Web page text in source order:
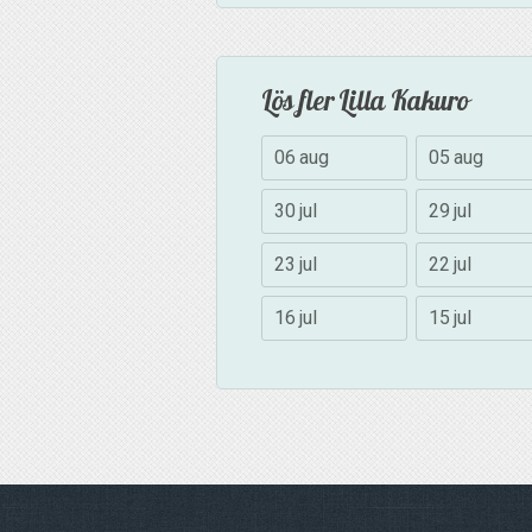
Lös fler Lilla Kakuro
06 aug 05 aug
30 jul 29 jul
23 jul 22 jul
16 jul 15 jul